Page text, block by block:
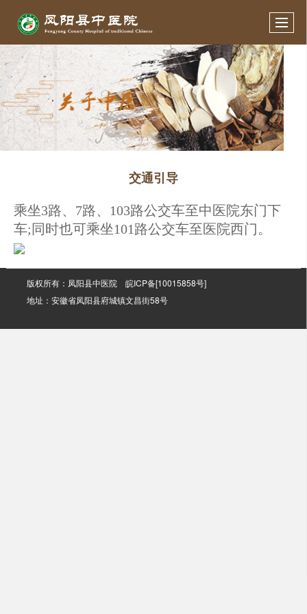
交通引导
乘坐3路、7路、103路公交车至中医院东门下
车;同时也可乘坐101路公交车至医院西门。
版权所有：凤阳县中医院 皖ICP备[10015858号]
地址：安徽省凤阳县府城镇文昌街58号